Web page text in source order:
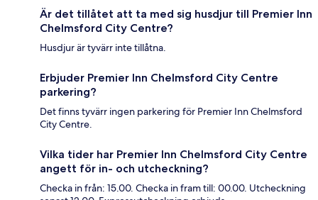
Är det tillåtet att ta med sig husdjur till Premier Inn
Chelmsford City Centre?
Husdjur är tyvärr inte tillåtna.
Erbjuder Premier Inn Chelmsford City Centre
parkering?
Det finns tyvärr ingen parkering för Premier Inn Chelmsford
City Centre.
Vilka tider har Premier Inn Chelmsford City Centre
angett för in- och utcheckning?
Checka in från: 15.00. Checka in fram till: 00.00. Utcheckning